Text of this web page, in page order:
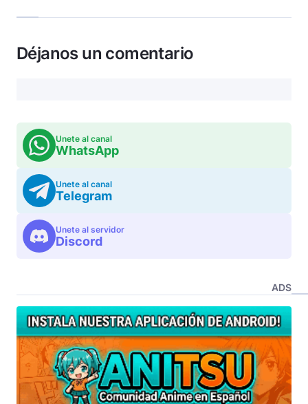
Déjanos un comentario
Unete al canal
WhatsApp
Unete al canal
Telegram
Unete al servidor
Discord
ADS